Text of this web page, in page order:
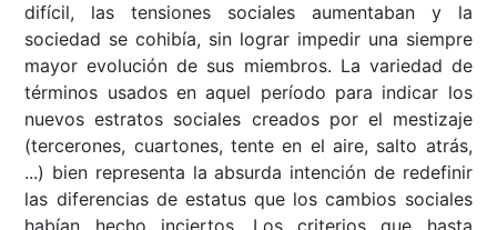
difícil, las tensiones sociales aumentaban y la
sociedad se cohibía, sin lograr impedir una siempre
mayor evolución de sus miembros. La variedad de
términos usados en aquel período para indicar los
nuevos estratos sociales creados por el mestizaje
(tercerones, cuartones, tente en el aire, salto atrás,
...) bien representa la absurda intención de redefinir
las diferencias de estatus que los cambios sociales